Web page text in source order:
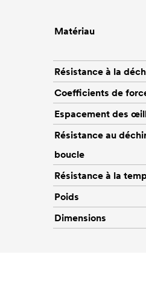
Matériau
Résistance à la
Coefficients de
Espacement des
Résistance au
boucle
Résistance à la
Poids
Dimensions